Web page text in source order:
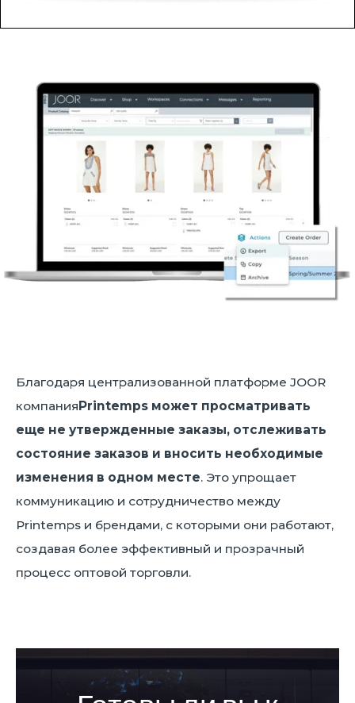
Благодаря централизованной платформе JOOR
компанияPrintemps может просматривать
еще не утвержденные заказы, отслеживать
состояние заказов и вносить необходимые
изменения в одном месте. Это упрощает
коммуникацию и сотрудничество между
Printemps и брендами, с которыми они работают,
создавая более эффективный и прозрачный
процесс оптовой торговли.